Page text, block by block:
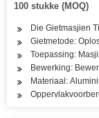
100 stukke (MOQ)
Die Gietmasjien
Gietmetode:
Toepassing:
Bewerking:
Materiaal: